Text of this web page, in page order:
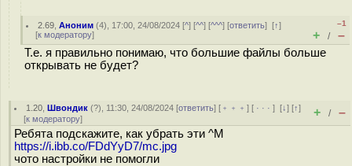
2.69 ,Аноним (4), 17:00, 24/08/2024 [^] [^^] [^^^] [ответить][↑]
[к модератору]
–1
+ / –
Т.е. я правильно понимаю, что большие файлы больше
открывать не будет?
1.20 ,Швондик (?), 11:30, 24/08/2024 [ответить] [ ﹢﹢﹢] [ · · ·][↓] [↑]
[к модератору] + / –
Ребята подскажите, как убрать эти ^M
https://i.ibb.co/FDdYyD7/mc.jpg
чото настройки не помогли